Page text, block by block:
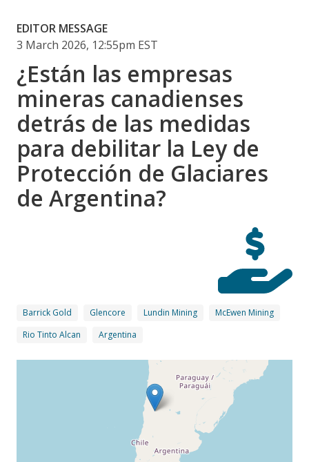
EDITOR MESSAGE
3 March 2026, 12:55pm EST
¿Están las empresas
mineras canadienses
detrás de las medidas
para debilitar la Ley de
Protección de Glaciares
de Argentina?
Barrick Gold Glencore Lundin Mining
McEwen Mining
Rio Tinto Alcan
Argentina